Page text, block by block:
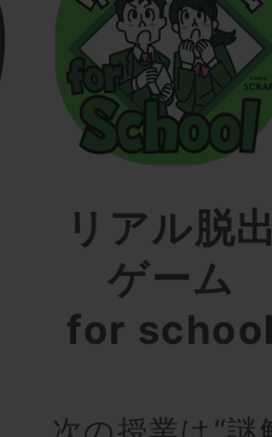
リアル脱
ゲーム
for